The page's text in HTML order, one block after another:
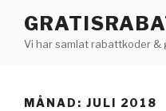
innehållVi har samlat rabattkoder &
MÅNAD: JULI 2018